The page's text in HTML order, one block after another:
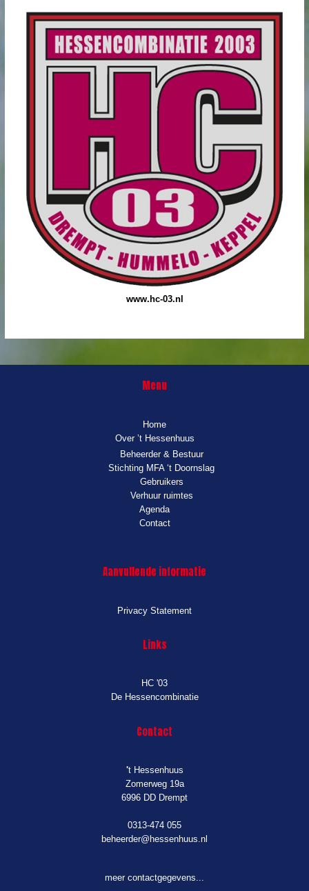
www.hc-03.nl
Menu
Home
Over ’t Hessenhuus
Beheerder & Bestuur
Stichting MFA ‘t Doornslag
Gebruikers
Verhuur ruimtes
Agenda
Contact
Aanvullende informatie
Privacy Statement
Links
HC '03
De Hessencombinatie
Contact
't Hessenhuus
Zomerweg 19a
6996 DD Drempt
0313-474 055
beheerder@hessenhuus.nl
meer contactgegevens...